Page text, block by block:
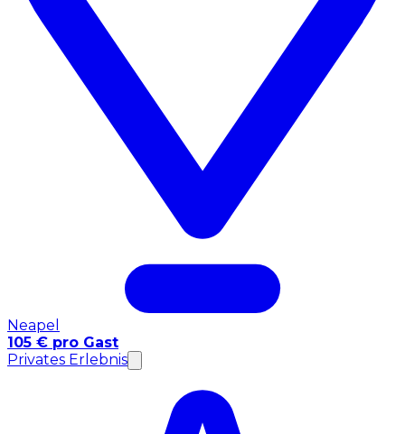
Neapel
105 € pro Gast
Privates Erlebnis